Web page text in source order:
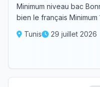
Minimum niveau bac
bien le français
Tunis
29 juillet 2026